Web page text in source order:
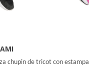
chupin de tricot con estampa